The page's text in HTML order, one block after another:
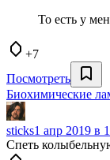
То есть у
+7
Посмотреть
Биохимические
sticks1 апр 2019 в
Спеть